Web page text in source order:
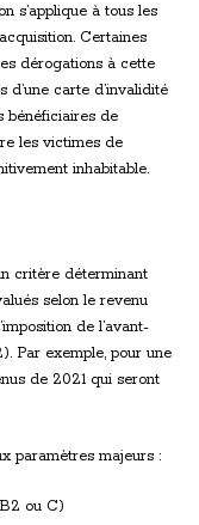
s’applique à tous les
Certaines
dérogations à cette
d’une carte d’invalidité
bénéficiaires de
les victimes de
inhabitable.
critère déterminant
selon le revenu
de l’avant-
Par exemple, pour une
de 2021 qui seront
paramètres majeurs :
ou C)